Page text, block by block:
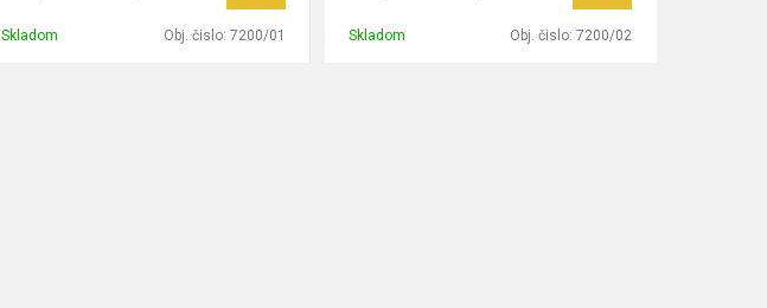
Skladom Obj. čislo: 7200/01 Skladom Obj. čislo: 7200/02